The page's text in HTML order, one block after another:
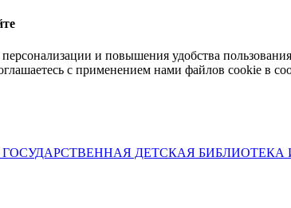
и повышения удобства
с применением нами файлов cookie в
ДЕТСКАЯ